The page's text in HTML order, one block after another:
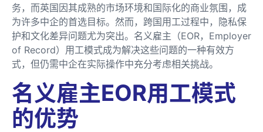
务，而英国因其成熟的市场环境和国际化的商业氛围，成
为许多中企的首选目标。然而，跨国用工过程中，隐私保
护和文化差异问题尤为突出。名义雇主（EOR，Employer
of Record）用工模式成为解决这些问题的一种有效方
式，但仍需中企在实际操作中充分考虑相关挑战。
名义雇主EOR用工模式
的优势